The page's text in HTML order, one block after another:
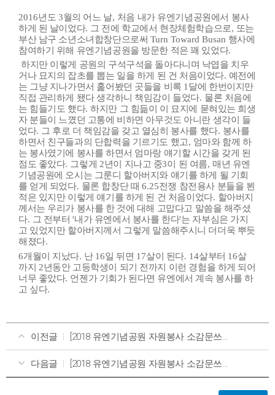
2016년도 3월의 어느 날, 처음 내가 유엔기념공원에서 봉사
하게 된 날이었다. 그 전에 학교에서 현장체험학습으로, 또는
부산 남구 소년소녀합창단으로써 Turn Toward Busan 행사에
참여하기 위해 유엔기념공원을 방문한 적은 꽤 있었다.
하지만 이렇게 공원의 구석구석을 돌아다니며 낙엽을 치우
거나 묘지의 잡초를 뽑는 일을 하게 된 건 처음이었다. 예전에
는 그냥 지나가면서 훑어봤던 곳들을 비록 1달에 한번이지만
직접 관리하게 됐다 생각하니 책임감이 들었다. 물론 처음에
는 힘들기도 했다.하지만 그 힘듦이 이 묘지에 묻혀있는 희생
자 분들이 느꼈던 고통에 비하면 아무것도 아니란 생각이 들
었다. 그 후로 더 책임감을 갖고 열심히 봉사를 했다. 봉사를
하면서 친구들과의 단합력을 기르기도 했고, 엄마와 함께 하
는 봉사였기에 봉사를 하면서 엄마랑 얘기할 시간을 갖게 된
점도 좋았다. 그렇게 2년이 지나고 중3이 된 여름, 매년 유엔
기념공원에 오시는 그룬디 할아버지와 얘기를 하게 될 기회
를 얻게 되었다. 물론 합창단 때 6.25전쟁 참전용사 분들을 뵌
적은 있지만 이렇게 얘기를 하게 된 건 처음이었다. 할아버지
께서는 우리가 봉사를 한 것에 대해 고맙다고 말씀을 해주셨
다. 그 전부터'내가 유엔에서 봉사를 한다'는 자부심은 가지
고 있었지만 할아버지께서 그렇게 말씀해주시니 더더욱 뿌듯
해졌다.
6개월이 지났다. 난 16일 뒤면 17살이 된다. 14살부터 16살
까지 2년동안 고등학생이 되기 전까지 이런 경험을 하게 되어
너무 좋았다. 언젠가 기회가 된다면 유엔에서 계속 봉사를 하
고 싶다.
이전글 [2018 유엔기념공원 자원봉사 소감문쓰기 대회] 입선-임학빈/추모관 자원봉사를 하면서...
다음글 [2018 유엔기념공원 자원봉사 소감문쓰기 대회] 입선-정현복/봉사란? 봉사를 하면서? 전쟁? 평화? 나라사랑으로